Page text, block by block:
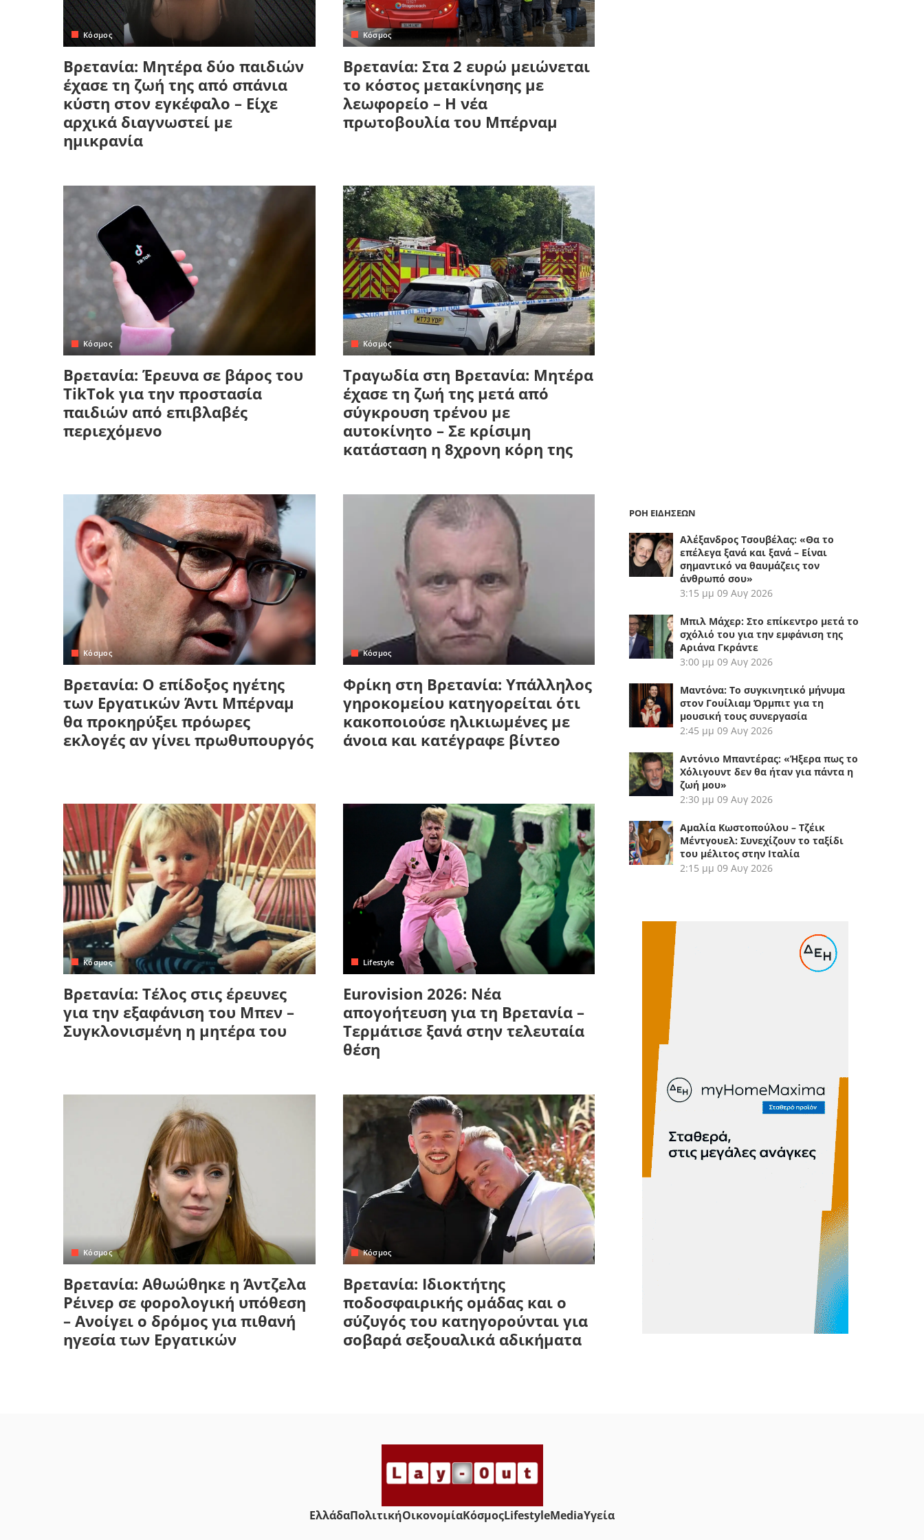
Κρήτη
Κυκλάδες
Πελοπόννησος
Κόσμος
Βρετανία: Μητέρα δύο παιδιών
έχασε τη ζωή της από σπάνια
κύστη στον εγκέφαλο – Είχε
αρχικά διαγνωστεί με
ημικρανία
Κόσμος
Βρετανία: Στα 2 ευρώ μειώνεται
το κόστος μετακίνησης με
λεωφορείο – Η νέα
πρωτοβουλία του Μπέρναμ
Κόσμος
Βρετανία: Έρευνα σε βάρος του
TikTok για την προστασία
παιδιών από επιβλαβές
περιεχόμενο
Κόσμος
Τραγωδία στη Βρετανία: Μητέρα
έχασε τη ζωή της μετά από
σύγκρουση τρένου με
αυτοκίνητο – Σε κρίσιμη
κατάσταση η 8χρονη κόρη της
Κόσμος
Βρετανία: Ο επίδοξος ηγέτης
των Εργατικών Άντι Μπέρναμ
θα προκηρύξει πρόωρες
εκλογές αν γίνει πρωθυπουργός
Κόσμος
Φρίκη στη Βρετανία: Υπάλληλος
γηροκομείου κατηγορείται ότι
κακοποιούσε ηλικιωμένες με
άνοια και κατέγραφε βίντεο
Κόσμος
Βρετανία: Τέλος στις έρευνες
για την εξαφάνιση του Μπεν –
Συγκλονισμένη η μητέρα του
Lifestyle
Eurovision 2026: Νέα
απογοήτευση για τη Βρετανία –
Τερμάτισε ξανά στην τελευταία
θέση
Κόσμος
Βρετανία: Αθωώθηκε η Άντζελα
Ρέινερ σε φορολογική υπόθεση
– Ανοίγει ο δρόμος για πιθανή
ηγεσία των Εργατικών
Κόσμος
Βρετανία: Ιδιοκτήτης
ποδοσφαιρικής ομάδας και ο
σύζυγός του κατηγορούνται για
σοβαρά σεξουαλικά αδικήματα
ΡΟΗ ΕΙΔΗΣΕΩΝ
Αλέξανδρος Τσουβέλας: «Θα το
επέλεγα ξανά και ξανά – Είναι
σημαντικό να θαυμάζεις τον
άνθρωπό σου»
3:15 μμ 09 Αυγ 2026
Μπιλ Μάχερ: Στο επίκεντρο μετά το
σχόλιό του για την εμφάνιση της
Αριάνα Γκράντε
3:00 μμ 09 Αυγ 2026
Μαντόνα: Το συγκινητικό μήνυμα
στον Γουίλιαμ Όρμπιτ για τη
μουσική τους συνεργασία
2:45 μμ 09 Αυγ 2026
Αντόνιο Μπαντέρας: «Ήξερα πως το
Χόλιγουντ δεν θα ήταν για πάντα η
ζωή μου»
2:30 μμ 09 Αυγ 2026
Αμαλία Κωστοπούλου – Τζέικ
Μέντγουελ: Συνεχίζουν το ταξίδι
του μέλιτος στην Ιταλία
2:15 μμ 09 Αυγ 2026
ΕλλάδαΠολιτικήΟικονομίαΚόσμοςLifestyleMediaYγεία